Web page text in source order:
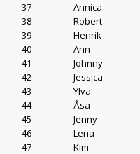
37
Annica
38
Robert
39
Henrik
40
Ann
41
Johnny
42
Jessica
43
Ylva
44
Åsa
45
Jenny
46
Lena
47
Kim